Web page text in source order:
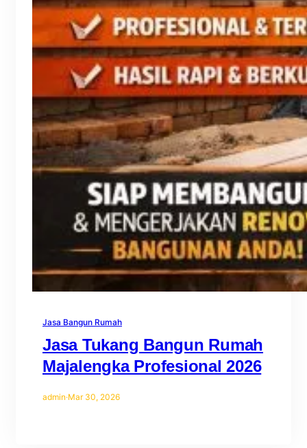
Jasa Bangun Rumah
Jasa Tukang Bangun Rumah
Majalengka Profesional 2026
admin·Mar 30, 2026